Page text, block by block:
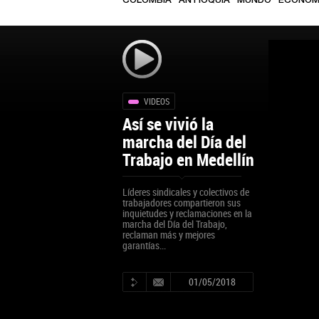
VIDEOS
Así se vivió la
marcha del Día del
Trabajo en Medellín
Líderes sindicales y colectivos de
trabajadores compartieron sus
inquietudes y reclamaciones en la
marcha del Día del Trabajo,
reclaman más y mejores
garantías...
01/05/2018